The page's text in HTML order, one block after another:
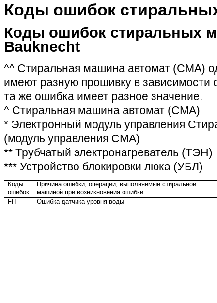
Коды ошибок
Коды ошибок стиральных
Bauknecht
^^ Стиральная машина автомат (СМА)
имеют разную прошивку в зависимости
та же ошибка имеет разное значение.
^ Стиральная машина автомат (СМА)
* Электронный модуль управления
(модуль управления СМА)
** Трубчатый электронагреватель (ТЭН)
*** Устройство блокировки люка (УБЛ)
Коды
ошибок
Причина ошибки, операции, выполняемые стиральной
машиной при возникновения ошибки
FH
Ошибка датчика уровня воды